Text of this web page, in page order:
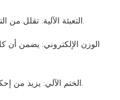
التعبئة الآلية: تقلل من التدخل البشري، مما يقلل من خطر التلوث.
الوزن الإلكتروني: يضمن أن
الختم الآلي: يزيد من إحكام التغليف، ويمنع دخول الرطوبة والهواء.